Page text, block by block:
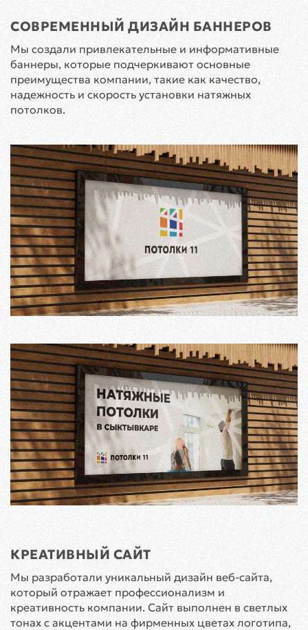
СОВРЕМЕННЫЙ ДИЗАЙН БАННЕРОВ
Мы создали привлекательные и информативные
баннеры, которые подчеркивают основные
преимущества компании, такие как качество,
надежность и скорость установки натяжных
потолков.
КРЕАТИВНЫЙ САЙТ
Мы разработали уникальный дизайн веб-сайта,
который отражает профессионализм и
креативность компании. Сайт выполнен в светлых
тонах с акцентами на фирменных цветах логотипа,